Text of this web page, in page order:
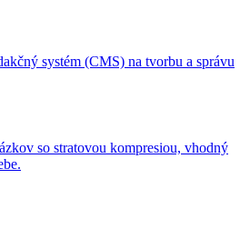
systém (CMS) na tvorbu a správu
so stratovou kompresiou, vhodný